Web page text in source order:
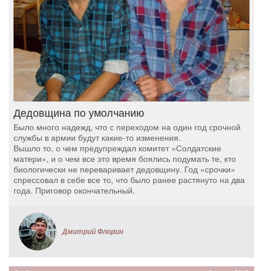
Дедовщина по умолчанию
Было много надежд, что с переходом на один год срочной
службы в армии будут какие-то изменения.
Вышло то, о чем предупреждал комитет «Солдатские
матери», и о чем все это время боялись подумать те, кто
биологически не переваривает дедовщину. Год «срочки»
спрессовал в себе все то, что было ранее растянуто на два
года. Приговор окончательный.
Дмитрий Флорин